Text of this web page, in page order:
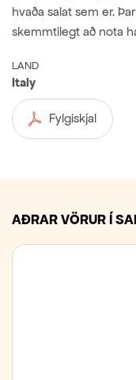
hvaða salat sem er.
skemmtilegt að nota
LAND
Italy
Fylgiskjal
AÐRAR VÖRUR Í